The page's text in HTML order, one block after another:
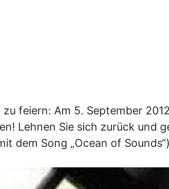
feiern: Am 5. September
Lehnen Sie sich zurück und
dem Song „Ocean of